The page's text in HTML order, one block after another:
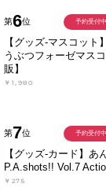
第6位
【グッズ-マスコッ
うぶつフォーゼマス
販】
￥1,980
予約受付中
第7位
【グッズ-カード】あ
P.A.shots!! Vol.7
￥275
予約受付中